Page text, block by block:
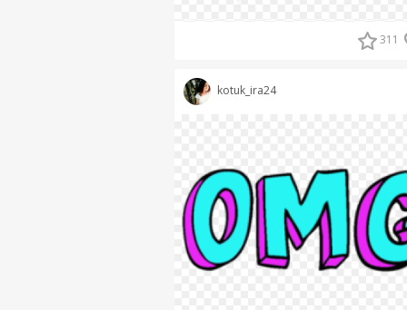
311
kotuk_ira24